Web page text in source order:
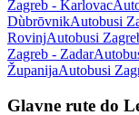
Zagreb - Karlovac
DùbrōvnikAutobusi
RovinjAutobusi
Zagreb - Zadar
ŽupanijaAutobusi
Glavne rute do